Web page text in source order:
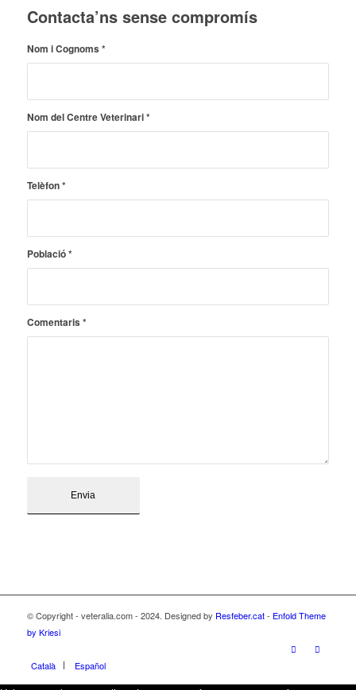
Contacta’ns sense compromís
Nom i Cognoms *
Nom del Centre Veterinari*
Telèfon*
Població*
Comentaris *
© Copyright - veteralia.com - 2024. Designed by Resfeber.cat- Enfold Theme
by Kriesi
Català Español